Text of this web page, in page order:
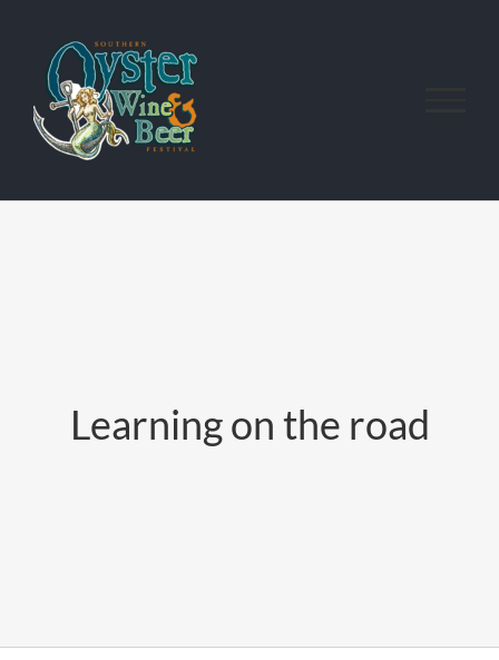
content
Learning on the road